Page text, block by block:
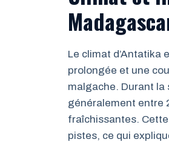
Le climat d’Antatika
prolongée et une
malgache. Durant la
généralement entre
fraîchissantes.
pistes, ce qui